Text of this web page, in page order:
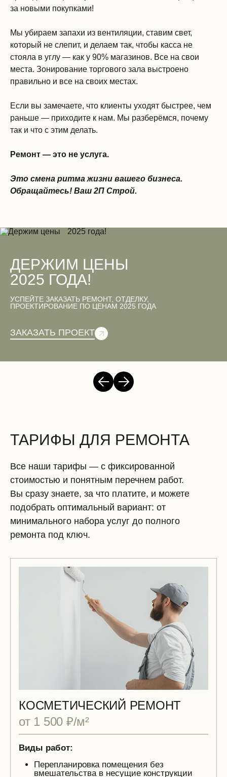
за новыми покупками!
Мы убираем запахи из вентиляции, ставим свет,
который не слепит, и делаем так, чтобы касса не
стояла в углу — как у 90% магазинов. Все на свои
места. Зонирование торгового зала выстроено
правильно и все на своих местах.
Если вы замечаете, что клиенты уходят быстрее, чем
раньше — приходите к нам. Мы разберёмся, почему
так и что с этим делать.
Ремонт — это не услуга.
Это смена ритма жизни вашего бизнеса.
Обращайтесь! Ваш 2П Строй.
ДЕРЖИМ ЦЕНЫ
2025 ГОДА!
УСПЕЙТЕ ЗАКАЗАТЬ РЕМОНТ, ОТДЕЛКУ,
ПРОЕКТИРОВАНИЕ ПО ЦЕНАМ 2025 ГОДА
ЗАКАЗАТЬ ПРОЕКТ
ТАРИФЫ ДЛЯ РЕМОНТА
Все наши тарифы — с фиксированной
стоимостью и понятным перечнем работ.
Вы сразу знаете, за что платите, и можете
подобрать оптимальный вариант: от
минимального набора услуг до полного
ремонта под ключ.
КОСМЕТИЧЕСКИЙ РЕМОНТ
от 1 500 ₽/м²
Виды работ:
Перепланировка помещения без
вмешательства в несущие конструкции